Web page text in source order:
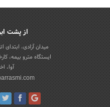
از پشت
میدان آزادی،
ایستگاه مترو بیمه،
آوا،